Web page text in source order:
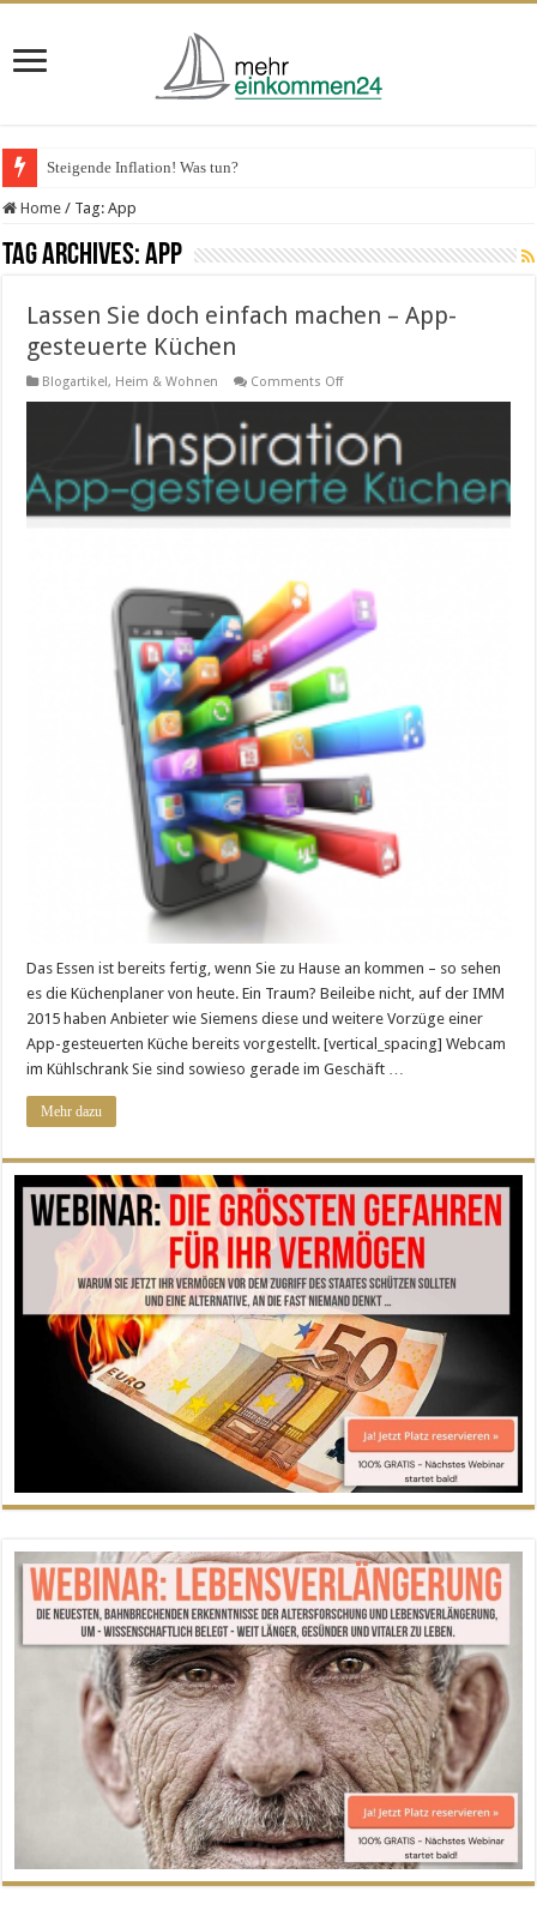
Steigende Inflation! Was tun?
Home / Tag:App
Tag Archives:App
Lassen Sie doch einfach machen – App-
gesteuerte Küchen
Blogartikel, Heim & Wohnen Comments Offon
einfach
machen
App-
gesteuerte
Küchen
Das Essen ist bereits fertig, wenn Sie zu Hause an kommen – so sehen
es die Küchenplaner von heute. Ein Traum? Beileibe nicht, auf der IMM
2015 haben Anbieter wie Siemens diese und weitere Vorzüge einer
App-gesteuerten Küche bereits vorgestellt. [vertical_spacing] Webcam
im Kühlschrank Sie sind sowieso gerade im Geschäft …
Mehr dazu